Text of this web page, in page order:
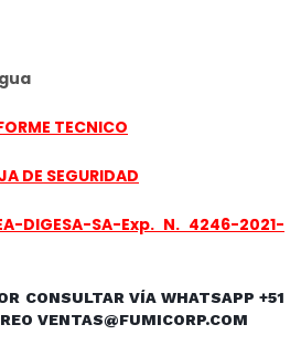
TECNICO
DE SEGURIDAD
DIGESA-SA-Exp. N. 4246-2021-
CONSULTAR VÍA WHATSAPP +51
VENTAS@FUMICORP.COM